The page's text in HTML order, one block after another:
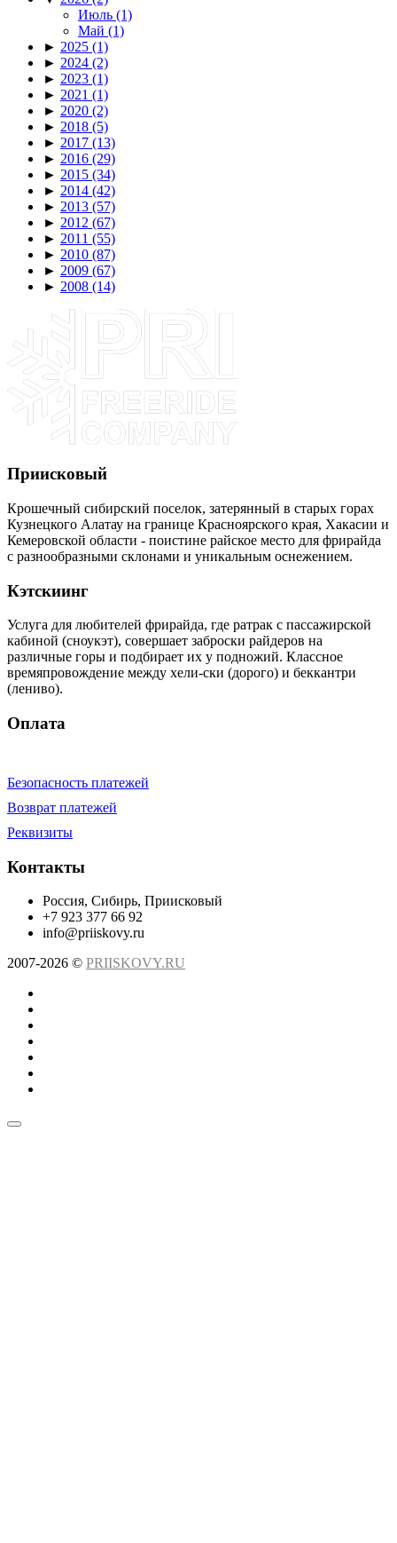
Июль (1)
Май (1)
► 2025 (1)
► 2024 (2)
► 2023 (1)
► 2021 (1)
► 2020 (2)
► 2018 (5)
► 2017 (13)
► 2016 (29)
► 2015 (34)
► 2014 (42)
► 2013 (57)
► 2012 (67)
► 2011 (55)
► 2010 (87)
► 2009 (67)
► 2008 (14)
Приисковый
Крошечный сибирский поселок, затерянный в старых горах
Кузнецкого Алатау на границе Красноярского края, Хакасии и
Кемеровской области - поистине райское место для фрирайда
с разнообразными склонами и уникальным оснежением.
Кэтскиинг
Услуга для любителей фрирайда, где ратрак с пассажирской
кабиной (сноукэт), совершает заброски райдеров на
различные горы и подбирает их у подножий. Классное
времяпровождение между хели-ски (дорого) и беккантри
(лениво).
Оплата
Безопасность платежей
Возврат платежей
Реквизиты
Контакты
Россия, Сибирь, Приисковый
+7 923 377 66 92
info@priiskovy.ru
2007-2026 © PRIISKOVY.RU